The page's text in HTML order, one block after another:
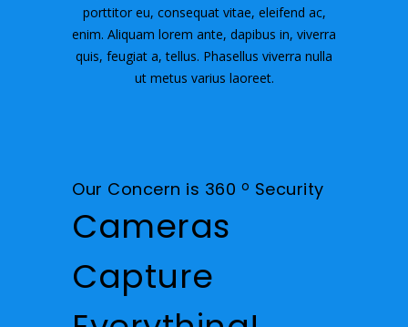
porttitor eu, consequat vitae, eleifend ac,
enim. Aliquam lorem ante, dapibus in, viverra
quis, feugiat a, tellus. Phasellus viverra nulla
ut metus varius laoreet.
Our Concern is 360 o Security
Cameras
Capture